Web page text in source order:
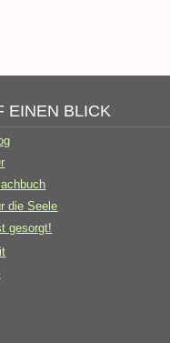
EINEN BLICK
die Seele
gesorgt!